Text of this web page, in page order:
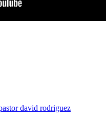
david rodriguez